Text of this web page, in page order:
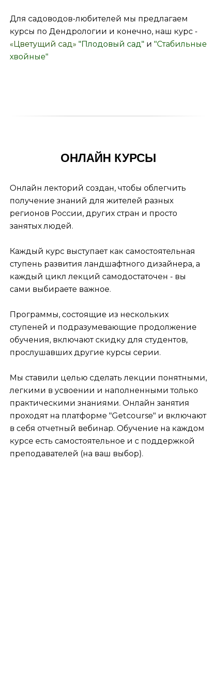
Для садоводов-любителей мы предлагаем
курсы по Дендрологии и конечно, наш курс -
«Цветущий сад» "Плодовый сад" и "Стабильные
хвойные"
ОНЛАЙН КУРСЫ
Онлайн лекторий создан, чтобы облегчить
получение знаний для жителей разных
регионов России, других стран и просто
занятых людей.
Каждый курс выступает как самостоятельная
ступень развития ландшафтного дизайнера, а
каждый цикл лекций самодостаточен - вы
сами выбираете важное.
Программы, состоящие из нескольких
ступеней и подразумевающие продолжение
обучения, включают скидку для студентов,
прослушавших другие курсы серии.
Мы ставили целью сделать лекции понятными,
легкими в усвоении и наполненными только
практическими знаниями. Онлайн занятия
проходят на платформе "Getcourse" и включают
в себя отчетный вебинар. Обучение на каждом
курсе есть самостоятельное и с поддержкой
преподавателей (на ваш выбор).